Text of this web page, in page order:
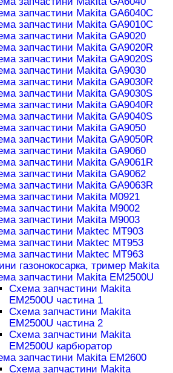
запчастини Makita GA6040C
запчастини Makita GA9010C
запчастини Makita GA9020
запчастини Makita GA9020R
запчастини Makita GA9020S
запчастини Makita GA9030
запчастини Makita GA9030R
запчастини Makita GA9030S
запчастини Makita GA9040R
запчастини Makita GA9040S
запчастини Makita GA9050
запчастини Makita GA9050R
запчастини Makita GA9060
запчастини Makita GA9061R
запчастини Makita GA9062
запчастини Makita GA9063R
запчастини Makita M0921
запчастини Makita M9002
запчастини Makita M9003
запчастини Maktec MT903
запчастини Maktec MT953
запчастини Maktec MT963
газонокосарка, тример Makita
запчастини Makita EM2500U
Схема запчастини Makita
EM2500U частина 1
Схема запчастини Makita
EM2500U частина 2
Схема запчастини Makita
EM2500U карбюратор
запчастини Makita EM2600
Схема запчастини Makita